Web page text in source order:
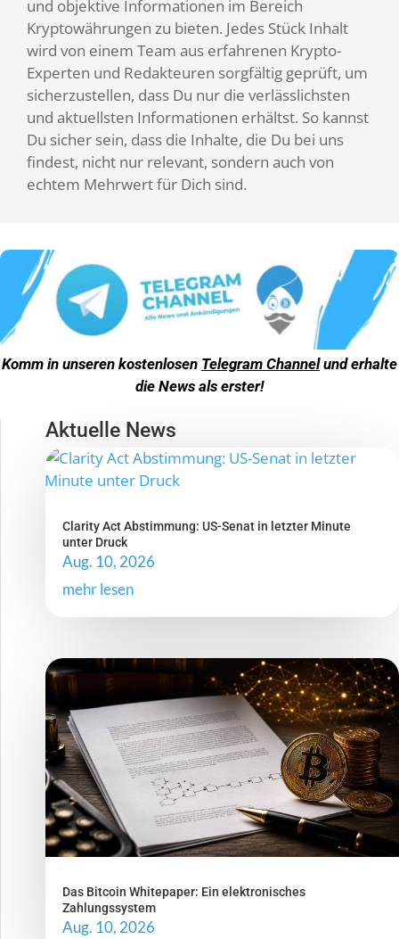
und objektive Informationen im Bereich
Kryptowährungen zu bieten. Jedes Stück Inhalt
wird von einem Team aus erfahrenen Krypto-
Experten und Redakteuren sorgfältig geprüft, um
sicherzustellen, dass Du nur die verlässlichsten
und aktuellsten Informationen erhältst. So kannst
Du sicher sein, dass die Inhalte, die Du bei uns
findest, nicht nur relevant, sondern auch von
echtem Mehrwert für Dich sind.
Komm in unseren kostenlosen Telegram Channelund erhalte
die News als erster!
Aktuelle News
Clarity Act Abstimmung: US-Senat in letzter Minute
unter Druck
Aug. 10, 2026
mehr lesen
Das Bitcoin Whitepaper: Ein elektronisches
Zahlungssystem
Aug. 10, 2026